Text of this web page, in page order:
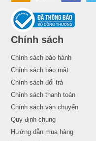
Chính sách
Chính sách bảo hành
Chính sách bảo mật
Chính sách đổi trả
Chính sách thanh toán
Chính sách vận chuyển
Quy định chung
Hướng dẫn mua hàng